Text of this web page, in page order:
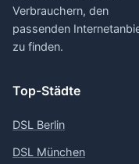
Verbrauchern, den
passenden
zu finden.
Top-Städte
DSL Berlin
DSL München